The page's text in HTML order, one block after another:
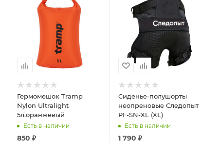
Гермомешок Tramp
Nylon Ultralight
5л.оранжевый
Есть в наличии
850 ₽
Сиденье-полушорты
неопреновые Следопыт
PF-SN-XL (XL)
Есть в наличии
1 790 ₽